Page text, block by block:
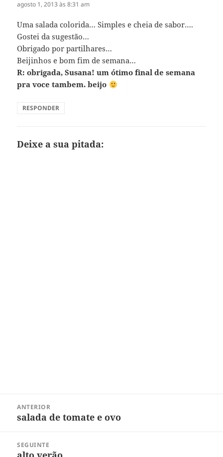
agosto 1, 2013 às 8:31 am
Uma salada colorida… Simples e cheia de sabor….
Gostei da sugestão…
Obrigado por partilhares…
Beijinhos e bom fim de semana…
R: obrigada, Susana! um ótimo final de semana
pra voce tambem. beijo
RESPONDER
Deixe a sua pitada:
ANTERIOR
Post
salada de tomate e ovo
SEGUINTE